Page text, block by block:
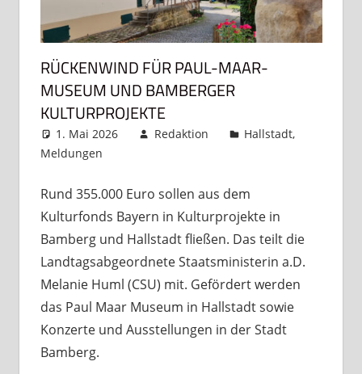
RÜCKENWIND FÜR PAUL-MAAR-
MUSEUM UND BAMBERGER
KULTURPROJEKTE
1. Mai 2026 Redaktion Hallstadt,
Meldungen
Rund 355.000 Euro sollen aus dem
Kulturfonds Bayern in Kulturprojekte in
Bamberg und Hallstadt fließen. Das teilt die
Landtagsabgeordnete Staatsministerin a.D.
Melanie Huml (CSU) mit. Gefördert werden
das Paul Maar Museum in Hallstadt sowie
Konzerte und Ausstellungen in der Stadt
Bamberg.